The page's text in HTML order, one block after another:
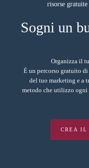
Sogni un
Organizza il
È un percorso gratuito
del tuo marketing e a
metodo che utilizzo ogni
CREA IL